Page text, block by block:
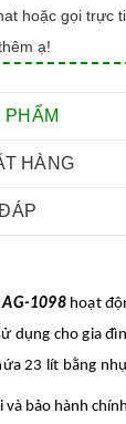
hoặc gọi trực
ạ!
PHẨM
HÀNG
1098hoạt
dụng cho gia
23 lít bằng
và bảo hành